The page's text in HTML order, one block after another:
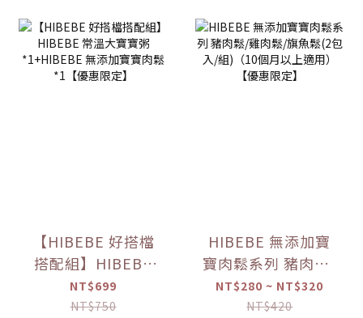
【HIBEBE 好搭檔
搭配組】HIBEBE
常溫大寶寶粥
*1+HIBEBE 無添加
NT$699
NT$750
HIBEBE 無添加寶
寶肉鬆系列 豬肉鬆/
雞肉鬆/旗魚鬆(2包
入/組)（10個月以
NT$280 ~ NT$320
NT$420